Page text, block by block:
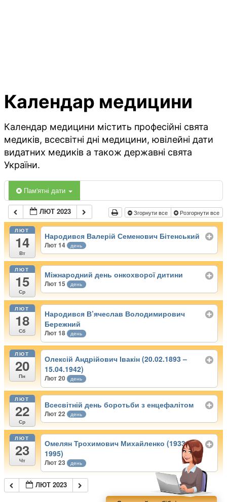
Календар медицини
Календар медицини містить професійні свята
медиків, всесвітні дні медицини, ювілейні дати
видатних медиків а також державні свята
України.
Пам'ятні дати
ЛЮТ 2023 Згорнути все Розгорнути все
ЛЮТ
14
Вт
Народився Валерій Семенович Бітенський
Лют 14 день
ЛЮТ
15
Ср
Міжнародний день онкохворої дитини
Лют 15 день
ЛЮТ
18
Сб
Народився В’ячеслав Володимирович
Бережний
Лют 18 день
ЛЮТ
20
Пн
Олексій Андрійович Івакін (20.02.1893 –
15.04.1942)
Лют 20 день
ЛЮТ
22
Ср
Всесвітній день боротьби з енцефалітом
Лют 22 день
ЛЮТ
23
Чт
Омелян Трохимович Михайленко (1933 –
1995)
Лют 23 день
ЛЮТ 2023